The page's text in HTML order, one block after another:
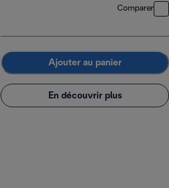
Comparer
Ajouter au panier
En découvrir plus